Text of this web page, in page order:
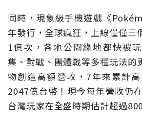
同時，現象級手機遊戲《
年發行，全球瘋狂，上線僅僅三
1億次，各地公園綠地都快被
集、對戰、團體戰等多種玩法的
物創造高額營收，7年來累計
2047億台幣！現今每年營收仍
台灣玩家在全盛時期估計超過